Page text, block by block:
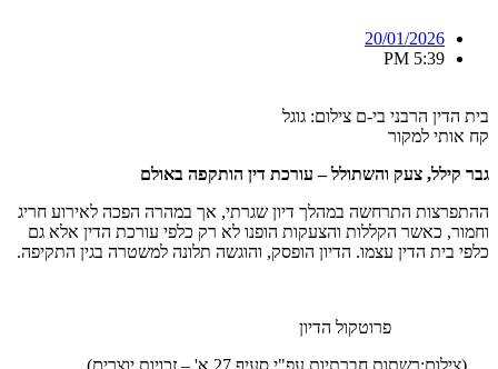
20/01/2026
5:39 PM
בית הדין הרבני בי-ם צילום: גוגל
קח אותי למקור
גבר קילל, צעק והשתולל – עורכת דין הותקפה באולם
ההתפרצות התרחשה במהלך דיון שגרתי, אך במהרה הפכה לאירוע חריג
וחמור, כאשר הקללות והצעקות הופנו לא רק כלפי עורכת הדין אלא גם
כלפי בית הדין עצמו. הדיון הופסק, והוגשה תלונה למשטרה בגין התקיפה.
פרוטקול הדיון
(צילום:רשתות חברתיות עפ"י סעיף 27 א' – זכויות יוצרים)